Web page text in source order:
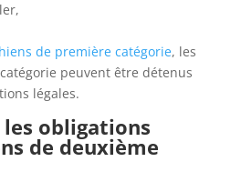
de première catégorie, les
peuvent être détenus
légales.
obligations
de deuxième